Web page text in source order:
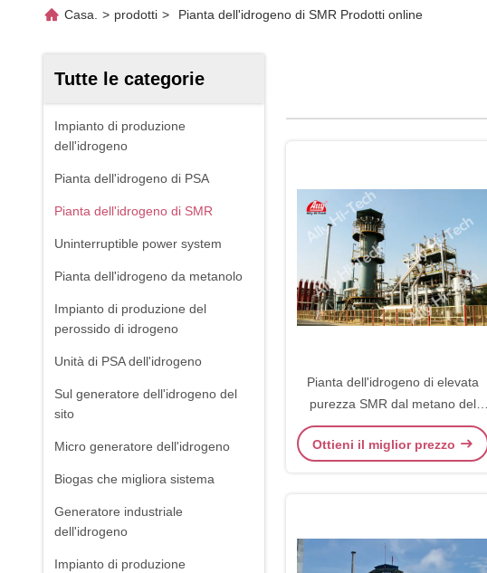
Casa. > prodotti > Pianta dell'idrogeno di SMR Prodotti online
Tutte le categorie
Impianto di produzione
dell'idrogeno
Pianta dell'idrogeno di PSA
Pianta dell'idrogeno di SMR
Uninterruptible power system
Pianta dell'idrogeno da metanolo
Impianto di produzione del
perossido di idrogeno
Unità di PSA dell'idrogeno
Sul generatore dell'idrogeno del
sito
Micro generatore dell'idrogeno
Biogas che migliora sistema
Generatore industriale
dell'idrogeno
Impianto di produzione
Pianta dell'idrogeno di elevata
purezza SMR dal metano del
vapore che riforma tecnologia
Ottieni il miglior prezzo